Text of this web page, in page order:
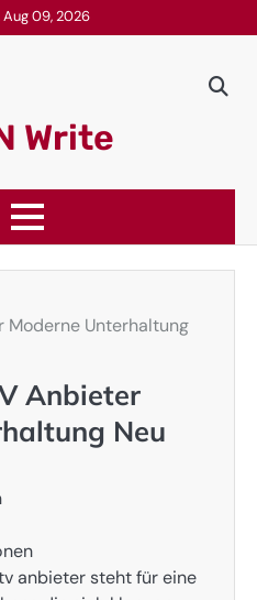
Aug 09, 2026
Write
Moderne Unterhaltung
Anbieter
Neu
anbieter steht für eine